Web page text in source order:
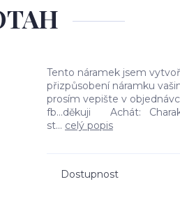
Tento náramek jsem
přizpůsobení náramku
prosím vepište v
fb...děkuji Achát:
st... celý popis
Dostupnost